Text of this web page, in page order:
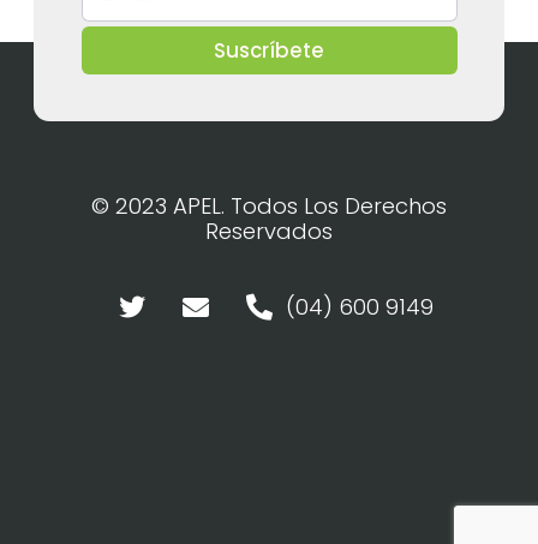
Suscríbete
© 2023 APEL. Todos Los Derechos
Reservados
(04) 600 9149